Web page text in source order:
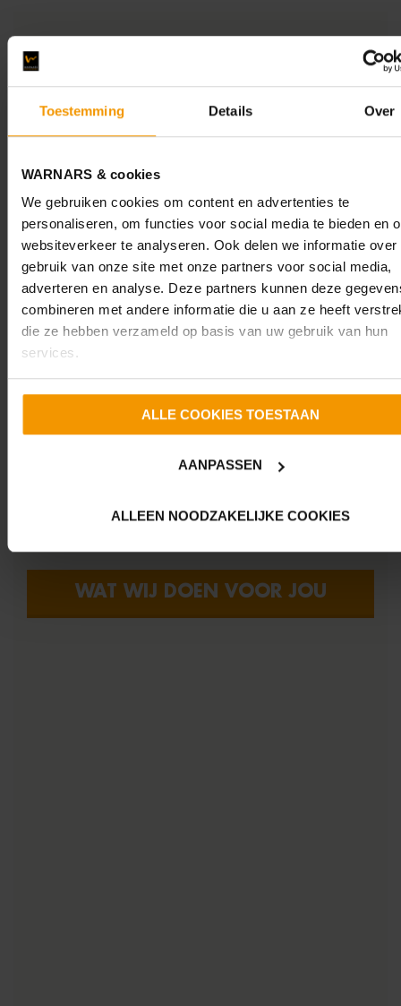
Toestemming Details Over
WARNARS & cookies
We gebruiken cookies om content en advertenties te
personaliseren, om functies voor social media te bieden en
websiteverkeer te analyseren. Ook delen we informatie over
gebruik van onze site met onze partners voor social media,
adverteren en analyse. Deze partners kunnen deze
combineren met andere informatie die u aan ze heeft
die ze hebben verzameld op basis van uw gebruik van hun
services.
ALLE COOKIES TOESTAAN
AANPASSEN
ALLEEN NOODZAKELIJKE COOKIES
WIJ STAAN VOOR JE
KLAAR
HUIS KOPEN OF VERKOPEN?
beginnen? Dan ben je bij Warnars Makelaardij écht aan
en goede verkoopresultaten. Niets voor niets is ‘Actief
WAT WIJ DOEN VOOR JOU